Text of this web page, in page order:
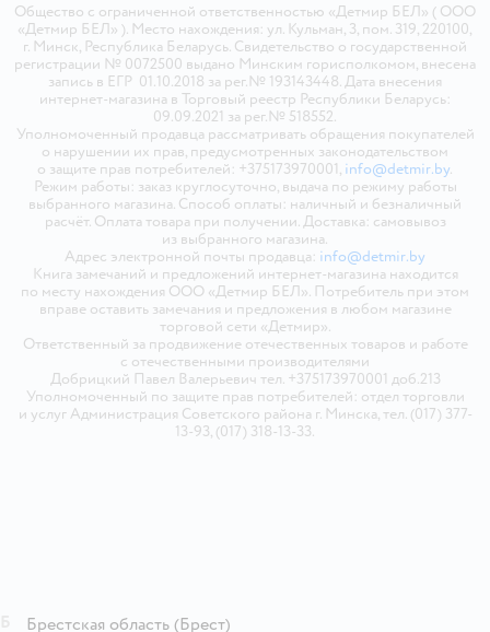
Общество с ограниченной ответственностью «Детмир БЕЛ» ( ООО
«Детмир БЕЛ» ). Место нахождения: ул. Кульман, 3, пом. 319, 220100,
г. Минск, Республика Беларусь. Свидетельство о государственной
регистрации № 0072500 выдано Минским горисполкомом, внесена
запись в ЕГР 01.10.2018 за рег.№ 193143448. Дата внесения
интернет-магазина в Торговый реестр Республики Беларусь:
09.09.2021 за рег.№ 518552.
Уполномоченный продавца рассматривать обращения покупателей
о нарушении их прав, предусмотренных законодательством
о защите прав потребителей: +375173970001, info@detmir.by.
Режим работы: заказ круглосуточно, выдача по режиму работы
выбранного магазина. Способ оплаты: наличный и безналичный
расчёт. Оплата товара при получении. Доставка: самовывоз
из выбранного магазина.
Адрес электронной почты продавца: info@detmir.by
Книга замечаний и предложений интернет-магазина находится
по месту нахождения ООО «Детмир БЕЛ». Потребитель при этом
вправе оставить замечания и предложения в любом магазине
торговой сети «Детмир».
Ответственный за продвижение отечественных товаров и работе
с отечественными производителями
Добрицкий Павел Валерьевич тел. +375173970001 доб.213
Уполномоченный по защите прав потребителей: отдел торговли
и услуг Администрация Советского района г. Минска, тел. (017) 377-
13-93, (017) 318-13-33.
Брестская область (Брест)